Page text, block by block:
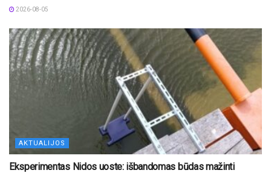
2026-08-05
AKTUALIJOS
Eksperimentas Nidos uoste: išbandomas būdas mažinti